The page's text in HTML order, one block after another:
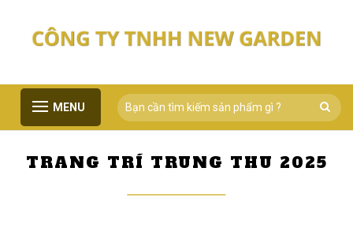
MENU
TRANG TRÍ TRUNG THU 2025